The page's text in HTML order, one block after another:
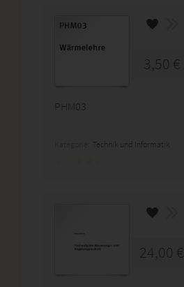
3,50 €
PHM03
Technik und Informatik
24,00 €